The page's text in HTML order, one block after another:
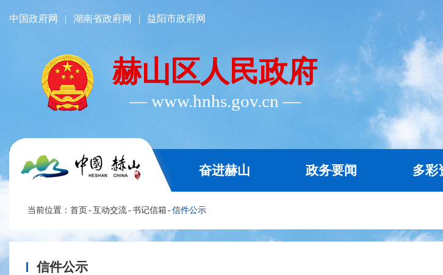
中国政府网 | 湖南省政府网 | 益阳市政府网
赫山区人民政府
― www.hnhs.gov.cn ―
奋进赫山 政务要闻 多彩
当前位置： 首页 -互动交流-书记信箱-信件公示
信件公示